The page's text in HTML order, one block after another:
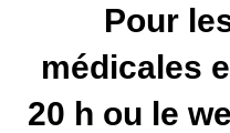
Pour
médicales
20 h ou le